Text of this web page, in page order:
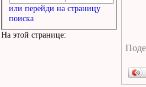
или перейди на страницу
поиска
На этой странице: